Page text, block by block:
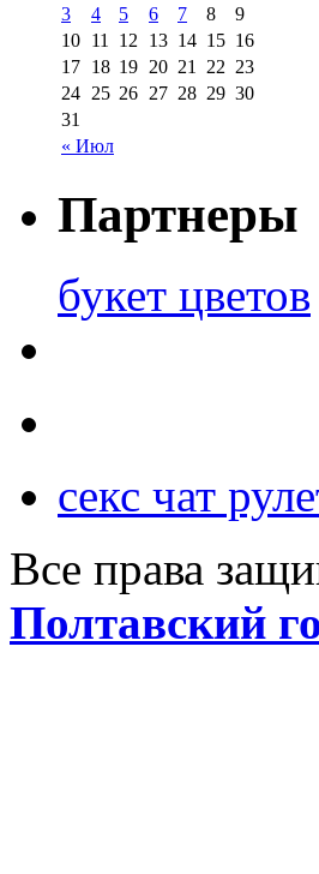
« Июл
3
4 5 6 7 8
9
10 11 12 13 14 15 16
17 18 19 20 21 22 23
24 25 26 27 28 29 30
31
Партнеры
букет цветов
секс чат
Все права
Полтавский